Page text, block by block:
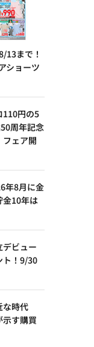
13まで！
ショーツ
110円の5
周年記念
フェア開
年8月に金
金10年は
ビュー
ト！9/30
な時代
示す購買